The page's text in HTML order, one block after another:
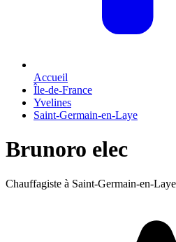
Accueil
Île-de-France
Yvelines
Saint-Germain-en-Laye
Brunoro elec
Chauffagiste à Saint-Germain-en-Laye